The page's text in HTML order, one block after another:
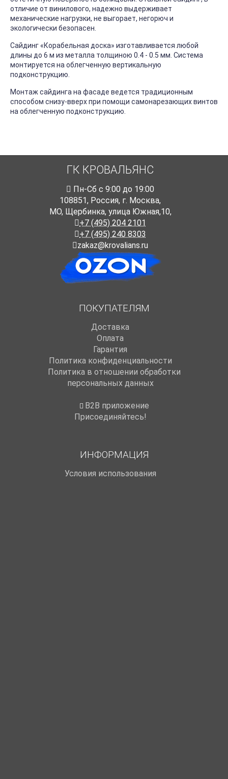
отличие от винилового, надежно выдерживает
механические нагрузки, не выгорает, негорюч и
экологически безопасен.
Сайдинг «Корабельная доска» изготавливается любой
длины до 6 м из металла толщиною 0.4 - 0.5 мм. Система
монтируется на облегченную вертикальную
подконструкцию.
Монтаж сайдинга на фасаде ведется традиционным
способом снизу-вверх при помощи самонарезающих винтов
на облегченную подконструкцию.
ГК КРОВАЛЬЯНС
Пн-Cб с 9:00 до 19:00
108851, Россия, г. Москва,
МО, Щербинка, улица Южная,10,
+7 (495) 204 2101
+7 (495) 240 8303
zakaz@krovalians.ru
ПОКУПАТЕЛЯМ
Доставка
Оплата
Гарантия
Политика конфиденциальности
Политика в отношении обработки
персональных данных
B2B приложение
Присоединяйтесь!
ИНФОРМАЦИЯ
Условия использования